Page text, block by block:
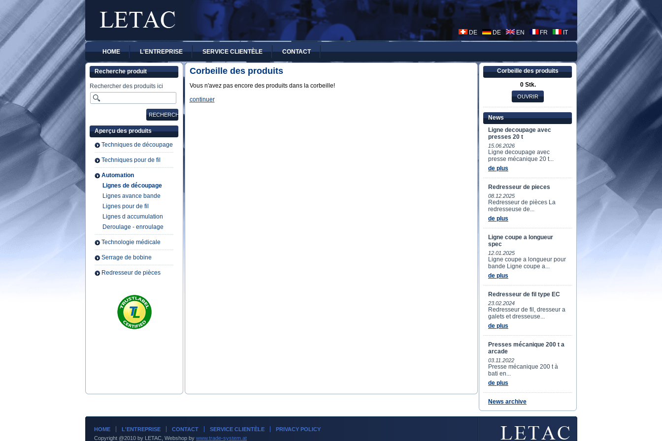
DE DE EN FR IT
HOME L'ENTREPRISE SERVICE CLIENTÈLE CONTACT
Recherche produit
Rechercher des produits ici
Aperçu des produits
Techniques de découpage
Techniques pour de fil
Automation
Lignes de découpage
Lignes avance bande
Lignes pour de fil
Lignes d accumulation
Deroulage - enroulage
Technologie médicale
Serrage de bobine
Redresseur de pièces
Corbeille des produits
Vous n'avez pas encore des produits dans la corbeille!
continuer
Corbeille des produits
0 Stk.
News
Ligne decoupage avec
presses 20 t
15.06.2026
Ligne decoupage avec
presse mécanique 20 t...
de plus
Redresseur de pieces
08.12.2025
Redresseur de pièces La
redresseuse de...
de plus
Ligne coupe a longueur
spec
12.01.2025
Ligne coupe a longueur pour
bande Ligne coupe a...
de plus
Redresseur de fil type EC
23.02.2024
Redresseur de fil, dresseur a
galets et dresseuse...
de plus
Presses mécanique 200 t a
arcade
03.11.2022
Presse mécanique 200 t à
bati en...
de plus
News archive
HOME L'ENTREPRISE CONTACT SERVICE CLIENTÈLE
PRIVACY POLICY
Copyright @2010 by LETAC, Webshop by www.trade-system.at